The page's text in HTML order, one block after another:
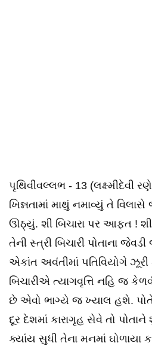
પૃથિવીવલ્લભ - 13 (લક્ષ્મીદેવી
ખિન્નતામાં માથું નમાવ્યું તે
ઊઠ્યું. શી બિચારા પર આફત !
તેની સ્ત્રી બિચારી પોતાના
એકાંત અવંતીમાં પતિવિયોગે
બિચારીએ ત્યાગવૃત્તિ નહિ જ
છે એવો ભાગ્યે જ ખ્યાલ હશે.
દૂર દેશમાં કારાગૃહ સેવે તો પોતાને
ક્યાંય સુધી તેના મનમાં ઘોળાયા